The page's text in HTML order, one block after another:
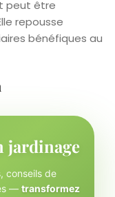
peut être
repousse
bénéfiques au
jardinage
conseils de
— transformez